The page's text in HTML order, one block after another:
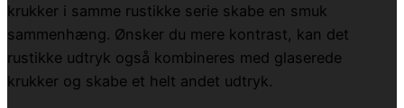
krukker i samme rustikke serie skabe en smuk
sammenhæng. Ønsker du mere kontrast, kan det
rustikke udtryk også kombineres med glaserede
krukker og skabe et helt andet udtryk.